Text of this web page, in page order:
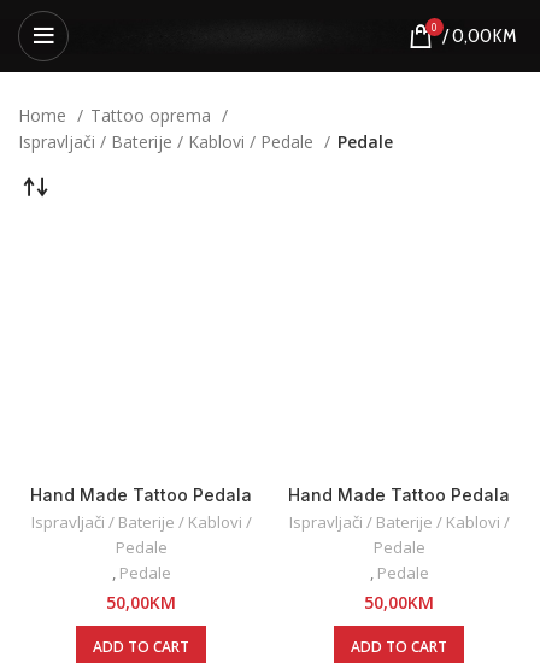
0 /0,00KM
Home
Tattoo oprema
Ispravljači / Baterije / Kablovi / Pedale
Pedale
Hand Made Tattoo Pedala
Ispravljači / Baterije / Kablovi /
Pedale
, Pedale
50,00KM
ADD TO CART
Hand Made Tattoo Pedala
Ispravljači / Baterije / Kablovi /
Pedale
, Pedale
50,00KM
ADD TO CART